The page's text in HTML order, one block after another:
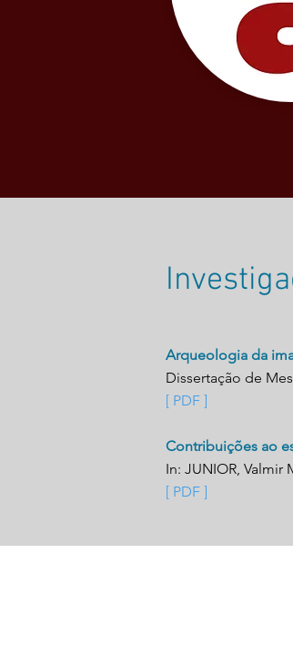
Arqueologia da
Dissertação de
[ PDF ]
Contribuições ao
In: JUNIOR, Valmir
[ PDF ]